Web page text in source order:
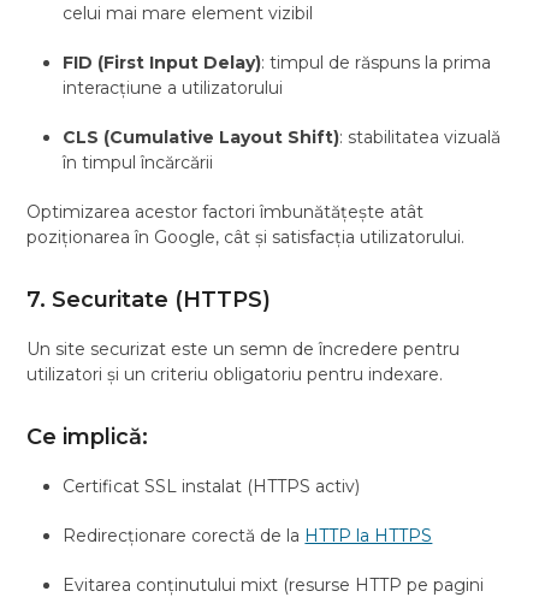
celui mai mare element vizibil
FID (First Input Delay): timpul de răspuns la prima
interacțiune a utilizatorului
CLS (Cumulative Layout Shift): stabilitatea vizuală
în timpul încărcării
Optimizarea acestor factori îmbunătățește atât
poziționarea în Google, cât și satisfacția utilizatorului.
7. Securitate (HTTPS)
Un site securizat este un semn de încredere pentru
utilizatori și un criteriu obligatoriu pentru indexare.
Ce implică:
Certificat SSL instalat (HTTPS activ)
Redirecționare corectă de la HTTP la HTTPS
Evitarea conținutului mixt (resurse HTTP pe pagini